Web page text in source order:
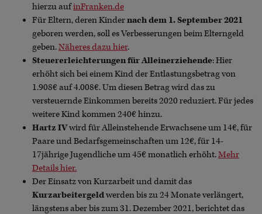
hierzu aufinFranken.de
Für Eltern, deren Kindernach dem 1. September 2021
geboren werden, soll es Verbesserungen beim Elterngeld
geben.Näheres dazu hier.
Steuererleichterungen für Alleinerziehende: Hier
erhöht sich bei einem Kind der Entlastungsbetrag von
1.908€ auf 4.008€. Um diesen Betrag wird das zu
versteuernde Einkommen bereits 2020 reduziert. Für jedes
weitere Kind kommen 240€ hinzu.
Hartz IVwird für Alleinstehende Erwachsene um 14€, für
Paare und Bedarfsgemeinschaften um 12€, für 14-
17jährige Jugendliche um 45€ monatlich erhöht.Mehr
Details hier.
Der Einsatz von Kurzarbeit und damit das
Kurzarbeitergeldwerden bis zu 24 Monate verlängert,
längstens aber bis zum 31. Dezember 2021, berichtet das